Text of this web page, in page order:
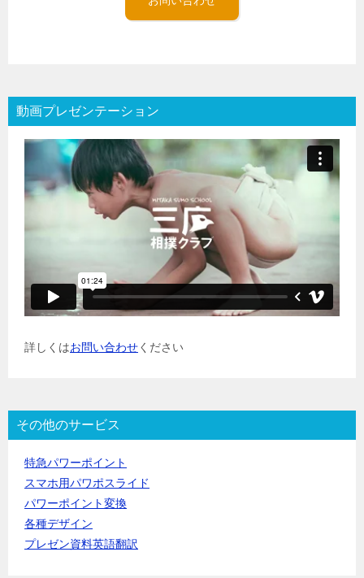
動画プレゼンテーション
詳しくはお問い合わせください
その他のサービス
特急パワーポイント
スマホ用パワポスライド
パワーポイント変換
各種デザイン
プレゼン資料英語翻訳